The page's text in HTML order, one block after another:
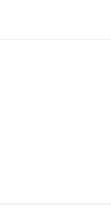
되는 개그인데 대한민국에